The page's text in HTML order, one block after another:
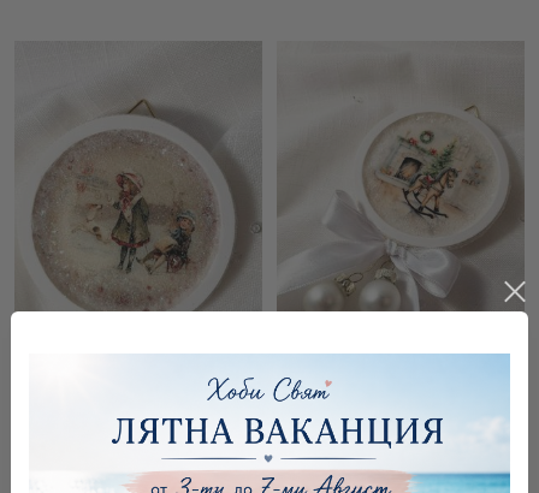
Декорация - Пано
€5.42
10.60лв.
Декорация - Пано
€5.42
10.60лв.